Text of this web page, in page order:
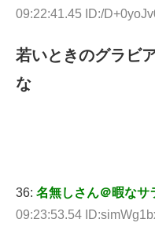
09:22:41.45 ID:/
若いときのグラビ
な
36: 名無しさん＠暇なサ
09:23:53.54